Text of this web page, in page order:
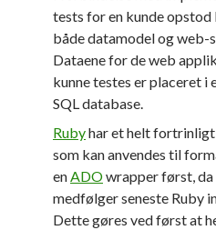
tests for en kunde
både datamodel og web-
Dataene for de web
kunne testes er placeret i
SQL database.
Rubyhar et helt
som kan anvendes til
enADOwrapper først, da
medfølger seneste Ruby
Dette gøres ved først at